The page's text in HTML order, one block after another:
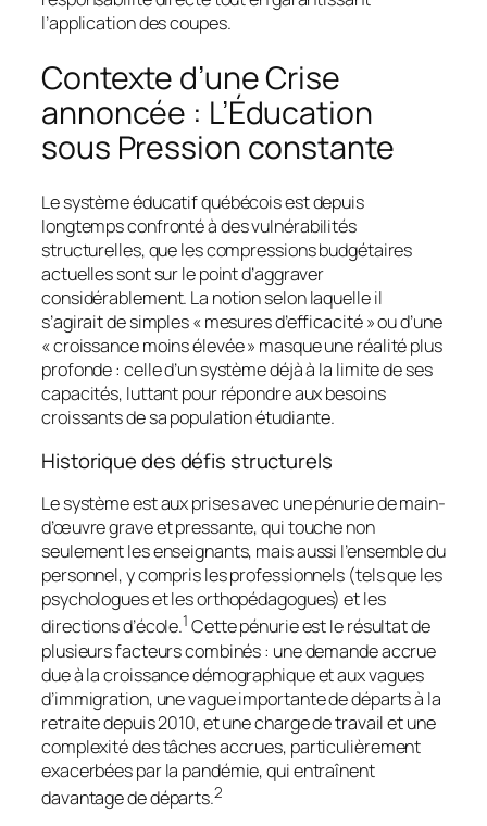
l’application des coupes.
Contexte d’une Crise
annoncée : L’Éducation
sous Pression constante
Le système éducatif québécois est depuis
longtemps confronté à des vulnérabilités
structurelles, que les compressions budgétaires
actuelles sont sur le point d’aggraver
considérablement. La notion selon laquelle il
s’agirait de simples « mesures d’efficacité » ou d’une
« croissance moins élevée » masque une réalité plus
profonde : celle d’un système déjà à la limite de ses
capacités, luttant pour répondre aux besoins
croissants de sa population étudiante.
Historique des défis structurels
Le système est aux prises avec une pénurie de main-
d’œuvre grave et pressante, qui touche non
seulement les enseignants, mais aussi l’ensemble du
personnel, y compris les professionnels (tels que les
psychologues et les orthopédagogues) et les
directions d’école.1 Cette pénurie est le résultat de
plusieurs facteurs combinés : une demande accrue
due à la croissance démographique et aux vagues
d’immigration, une vague importante de départs à la
retraite depuis 2010, et une charge de travail et une
complexité des tâches accrues, particulièrement
exacerbées par la pandémie, qui entraînent
davantage de départs.2